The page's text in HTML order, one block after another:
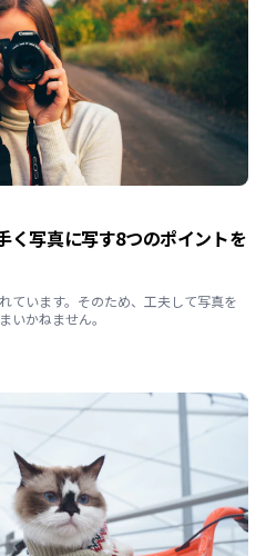
く写真に写す8つのポイントを
ています。そのため、工夫して写真を
いかねません。